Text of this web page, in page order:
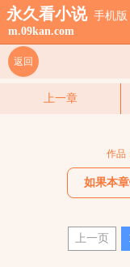
永久看小说 手机版
m.09kan.com
返回
上一章
作品
如果本
上一页